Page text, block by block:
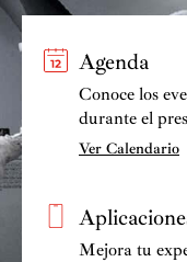
destacar
Real Academia de
Madrid, Ciclo
Donostiarra en San
en Sol mayor
aniversario de su
Agenda
Conoce los
durante el
Ver Calendario
Mejora tu